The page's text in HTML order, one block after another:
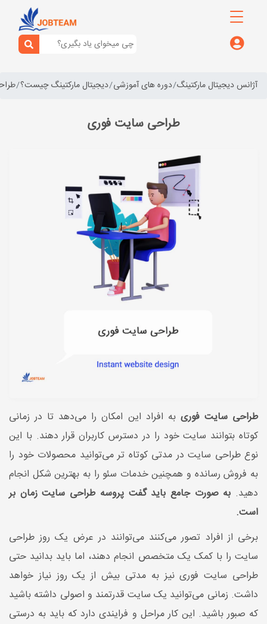
آژانس دیجیتال مارکتینگ دوره های آموزشی دیجیتال مارکتینگ چیست؟
طراحی سایت فوری
طراحی سایت فوری به افراد این امکان را می‌دهد تا در زمانی
کوتاه بتوانند سایت خود را در دسترس کاربران قرار دهند. با این
نوع طراحی سایت در مدتی کوتاه تر می‌توانید محصولات خود را
به فروش رسانده و همچنین خدمات سئو را به بهترین شکل انجام
دهید. به صورت جامع باید گفت پروسه طراحی سایت زمان بر
است.
برخی از افراد تصور می‌کنند می‌توانند در عرض یک روز طراحی
سایت را با کمک یک متخصص انجام دهند، اما باید بدانید حتی
طراحی سایت فوری نیز به مدتی بیش از یک روز نیاز خواهد
داشت. زمانی می‌توانید یک سایت قدرتمند و اصولی داشته باشید
که صبور باشید. این کار مراحل و فرایندی دارد که باید به درستی